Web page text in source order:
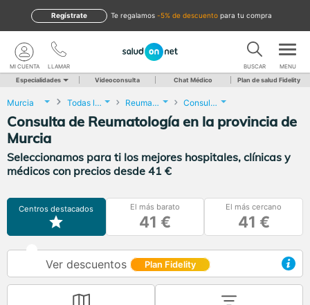
te regalamos -5% de descuento para tu compra
Regístrate
LLAMAR
MI CUENTA BUSCAR MENU
Especialidades Videoconsulta Chat Médico Plan de salud Fidelity
Murcia Todas las localidades Reumatología Consulta de Reumatología
Consulta de Reumatología en la provincia de
Murcia
Seleccionamos para ti los mejores hospitales, clínicas y
médicos con precios desde 41 €
Centros destacados El más barato
41 €
El más cercano
41 €
Ver descuentos Plan Fidelity